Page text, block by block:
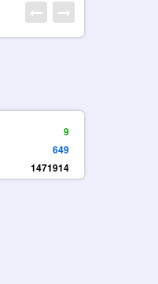
9
649
1471914